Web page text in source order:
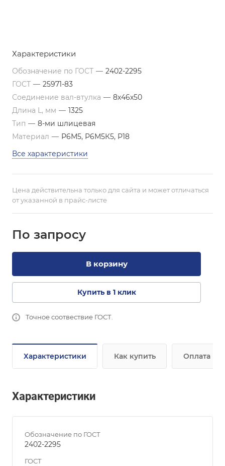
Характеристики
Обозначение по ГОСТ — 2402-2295
ГОСТ — 25971-83
Соединение вал-втулка — 8х46х50
Длина L, мм — 1325
Тип — 8-ми шлицевая
Материал — Р6М5, Р6М5К5, Р18
Все характеристики
Цена действительна только для сайта и может отличаться
от указанной в прайс-листе
По запросу
В корзину
Купить в 1 клик
Точное соотвествие ГОСТ.
Характеристики Как купить Оплата
Характеристики
Обозначение по ГОСТ
2402-2295
ГОСТ